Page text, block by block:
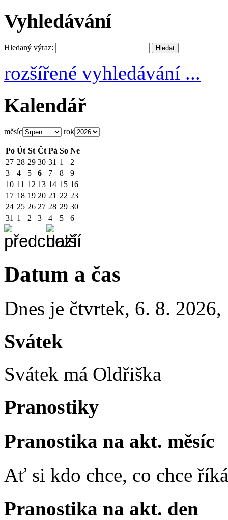
Vyhledávání
Hledaný výraz:
rozšířené vyhledávání ...
Kalendář
měsíc rok
Po Út St Čt Pá So Ne
27 28 29 30 31 1
2
3
4 5 6 7 8
9
10 11 12 13 14 15 16
17 18 19 20 21 22 23
24 25 26 27 28 29 30
31 1 2 3 4 5 6
Datum a čas
Dnes je čtvrtek, 6. 8. 2026,
Svátek
Svátek má Oldřiška
Pranostiky
Pranostika na akt. měsíc
Ať si kdo chce, co chce
Pranostika na akt. den